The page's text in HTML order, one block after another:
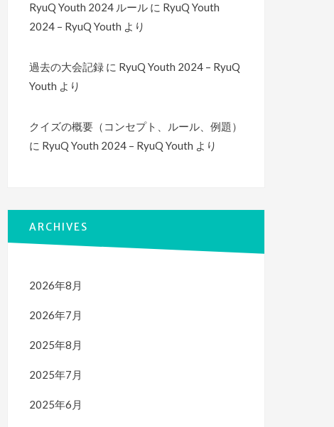
RyuQ Youth 2024 ルールに RyuQ Youth
2024 – RyuQ Youth より
過去の大会記録に RyuQ Youth 2024 – RyuQ
Youth より
クイズの概要（コンセプト、ルール、例題）
に RyuQ Youth 2024 – RyuQ Youth より
ARCHIVES
2026年8月
2026年7月
2025年8月
2025年7月
2025年6月